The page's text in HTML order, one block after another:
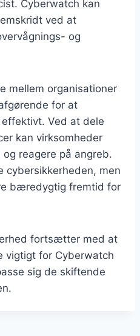
Cyberwatch kan
ved at
og
mellem organisationer
for at
Ved at dele
kan virksomheder
reagere på angreb.
cybersikkerheden, men
bæredygtig fremtid for
fortsætter med at
vigtigt for Cyberwatch
sig de skiftende